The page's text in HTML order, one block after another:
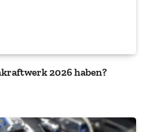
2026 haben?